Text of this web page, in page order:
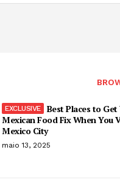
Best Places to Get
Mexican Food Fix When You
Mexico City
maio 13, 2025